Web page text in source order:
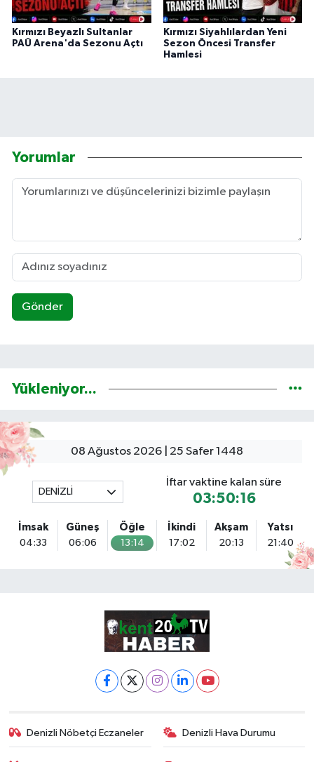
Kırmızı Beyazlı Sultanlar
PAÜ Arena'da Sezonu Açtı
Kırmızı Siyahlılardan Yeni
Sezon Öncesi Transfer
Hamlesi
Yorumlar
Gönder
Yükleniyor...
08 Ağustos 2026 | 25 Safer 1448
DENİZLİ
İftar vaktine kalan süre
03:50:15
İmsak
04:33
Güneş
06:06
Öğle
13:14
İkindi
17:02
Akşam
20:13
Yatsı
21:40
Denizli Nöbetçi Eczaneler Denizli Hava Durumu